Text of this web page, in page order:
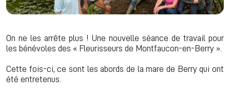
On ne les arrête plus ! Une nouvelle séance de travail pour
les bénévoles des « Fleurisseurs de Montfaucon-en-Berry ».
Cette fois-ci, ce sont les abords de la mare de Berry qui ont
été entretenus.